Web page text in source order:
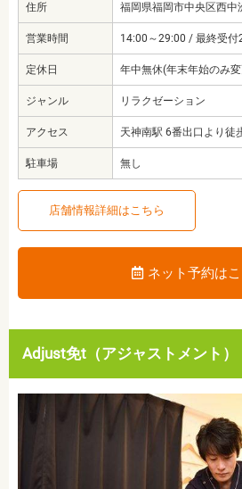
住所 福岡県福岡市中央区西
営業時間 14:00～29:00 / 最終受付
定休日 年中無休(年末年始のみ
ジャンル リラクゼーション
アクセス 天神南駅 6番出口より徒
駐車場 無し
店舗情報詳細はこちら
ネット予約は
Adjust免t（アジャストメント）